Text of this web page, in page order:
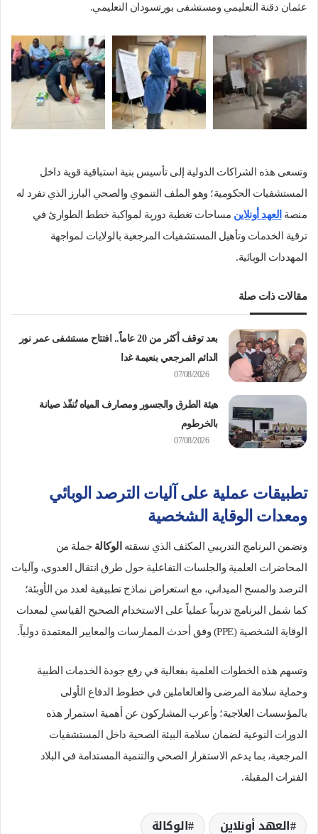
عثمان دقنة التعليمي ومستشفى بورتسودان التعليمي.
وتسعى هذه الشراكات الدولية إلى تأسيس بنية استباقية قوية داخل
المستشفيات الحكومية؛ وهو الملف التنموي والصحي البارز الذي تفرد له
منصة العهد أونلاين مساحات تغطية دورية لمواكبة خطط الطوارئ في
ترقية الخدمات وتأهيل المستشفيات المرجعية بالولايات لمواجهة
المهددات الوبائية.
مقالات ذات صلة
بعد توقف أكثر من 20 عاماً.. افتتاح مستشفى عمر نور
الدائم المرجعي بنعيمة غدا
07/08/2026
هيئة الطرق والجسور ومصارف المياه تُنفّذ صيانة
بالخرطوم
07/08/2026
تطبيقات عملية على آليات الترصد الوبائي
ومعدات الوقاية الشخصية
وتضمن البرنامج التدريبي المكثف الذي نسقته الوكالة جملة من
المحاضرات العلمية والجلسات التفاعلية حول طرق انتقال العدوى، وآليات
الترصد والمسح الميداني، مع استعراض نماذج تطبيقية لعدد من الأوبئة؛
كما شمل البرنامج تدريباً عملياً على الاستخدام الصحيح القياسي لمعدات
الوقاية الشخصية (PPE) وفق أحدث الممارسات والمعايير المعتمدة دولياً.
وتسهم هذه الخطوات العلمية بفعالية في رفع جودة الخدمات الطبية
وحماية سلامة المرضى والعالعاملين في خطوط الدفاع الأولى
بالمؤسسات العلاجية؛ وأعرب المشاركون عن أهمية استمرار هذه
الدورات النوعية لضمان سلامة البيئة الصحية داخل المستشفيات
المرجعية، بما يدعم الاستقرار الصحي والتنمية المستدامة في البلاد
الفترات المقبلة.
العهد أونلاين الوكالة